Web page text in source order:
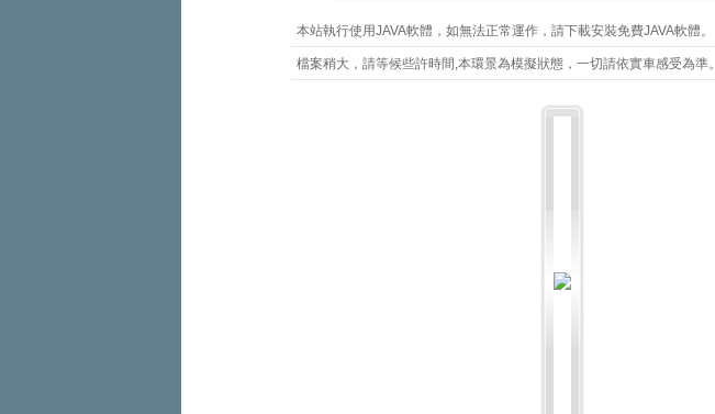
本站執行使用JAVA軟體，如無法正常運作，請下載安裝免費JAVA軟體。
檔案稍大，請等候些許時間,本環景為模擬狀態，一切請依實車感受為準。